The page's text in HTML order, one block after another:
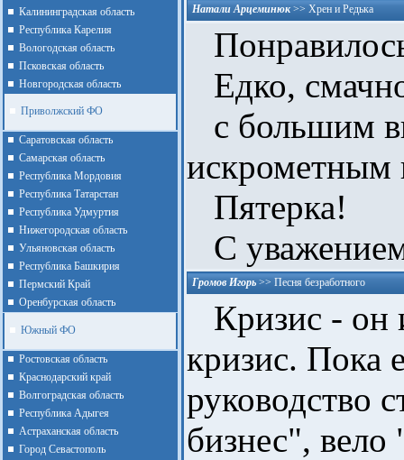
Калининградская область
Республика Карелия
Вологодская область
Псковская область
Новгородская область
Приволжский ФО
Cаратовская область
Cамарская область
Республика Мордовия
Республика Татарстан
Республика Удмуртия
Нижегородская область
Ульяновская область
Республика Башкирия
Пермский Край
Оренбурская область
Южный ФО
Ростовская область
Краснодарский край
Волгоградская область
Республика Адыгея
Астраханская область
Город Севастополь
Натали Арцеминюк>> Хрен и Редька
Едко,
с большим
Пятерка!
С
Громов Игорь >> Песня безработного
Кризис - он
кризис. Пока
руководство
бизнес",